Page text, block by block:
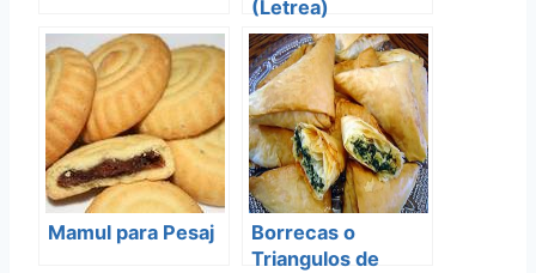
(Letrea)
Mamul para Pesaj
Borrecas o
Triangulos de